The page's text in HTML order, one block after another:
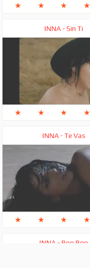
★ ★ ★ ★
INNA - Sin Ti
★ ★ ★ ★
INNA - Te Vas
★ ★ ★ ★
INNA - Bop Bop